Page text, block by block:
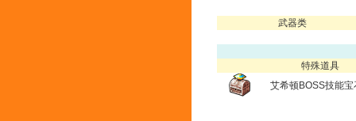
武器类
特殊道具
艾希顿BOSS技能宝